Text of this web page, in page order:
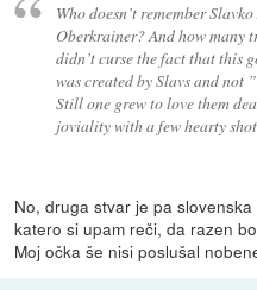
Who doesn’t remember
Oberkrainer? And how many
didn’t curse the fact that this
was created by Slavs and not
Still one grew to love them
joviality with a few hearty
No, druga stvar je pa
katero si upam reči, da razen
Moj očka še nisi poslušal